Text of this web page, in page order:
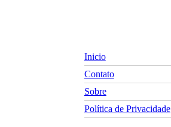
Inicio
Contato
Sobre
Política de Privacidade